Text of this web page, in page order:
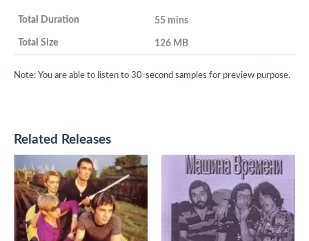
55 mins
126 MB
Note: You are able to listen to 30-second samples for preview purpose.
Related Releases